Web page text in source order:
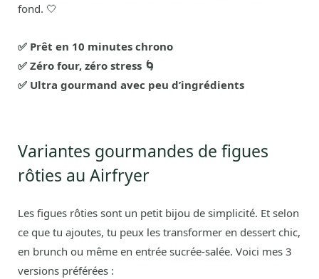
fond. 🤍
✅ Prêt en 10 minutes chrono
✅ Zéro four, zéro stress 🌀
✅ Ultra gourmand avec peu d’ingrédients
Variantes gourmandes de figues
rôties au Airfryer
Les figues rôties sont un petit bijou de simplicité. Et selon
ce que tu ajoutes, tu peux les transformer en dessert chic,
en brunch ou même en entrée sucrée-salée. Voici mes 3
versions préférées :